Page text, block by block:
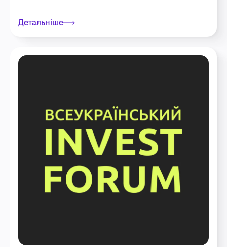
Детальніше